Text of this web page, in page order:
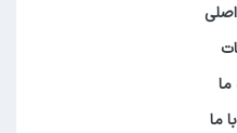
ما
ما